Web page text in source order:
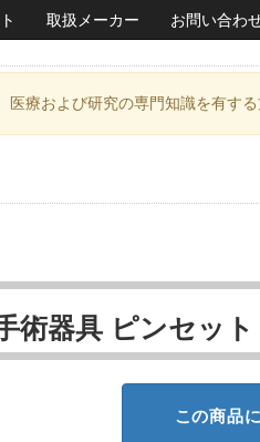
取扱メーカー お問い合わ
医療および研究の専門知識を有す
術器具 ピンセット
この商品